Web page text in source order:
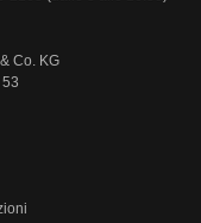
Co. KG